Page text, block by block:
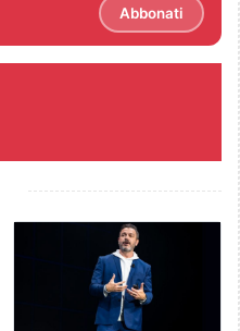
Abbonati